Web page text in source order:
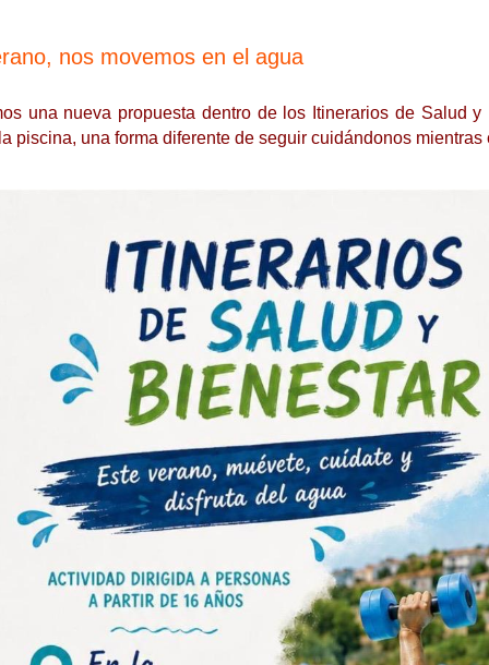
nos movemos en el agua
una nueva propuesta dentro de los Itinerarios de Salud
piscina, una forma diferente de seguir cuidándonos mientras